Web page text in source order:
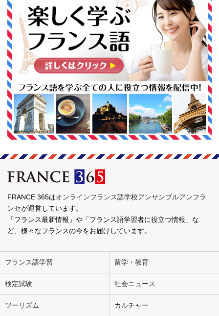
FRANCE 365はオンラインフランス語学校アンサンブルアンフラ
ンセが運営しています。
「フランス最新情報」や「フランス語学習者に役立つ情報」な
ど、様々なフランスの今をお届けしています。
フランス語学習 留学・教育
検定試験 社会ニュース
ツーリズム カルチャー